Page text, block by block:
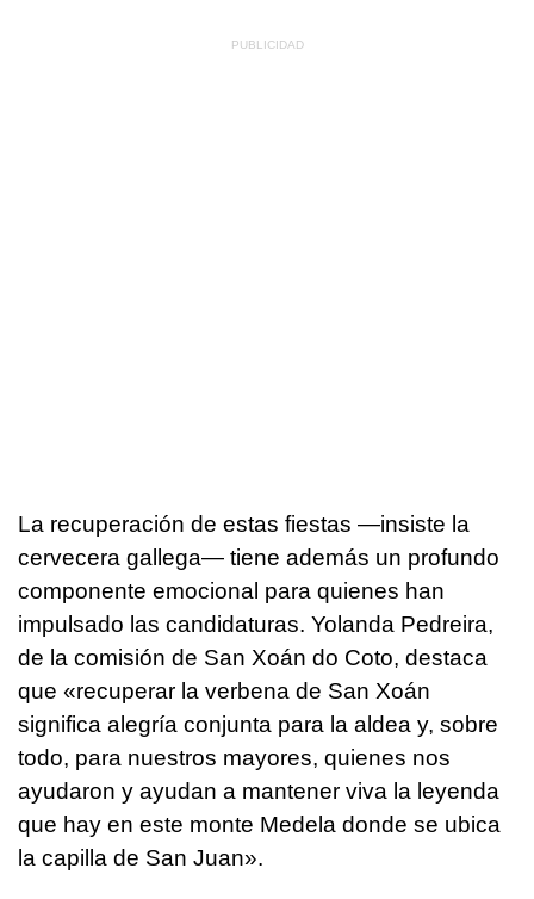
La recuperación de estas fiestas —insiste la
cervecera gallega— tiene además un profundo
componente emocional para quienes han
impulsado las candidaturas. Yolanda Pedreira,
de la comisión de San Xoán do Coto, destaca
que «recuperar la verbena de San Xoán
significa alegría conjunta para la aldea y, sobre
todo, para nuestros mayores, quienes nos
ayudaron y ayudan a mantener viva la leyenda
que hay en este monte Medela donde se ubica
la capilla de San Juan».